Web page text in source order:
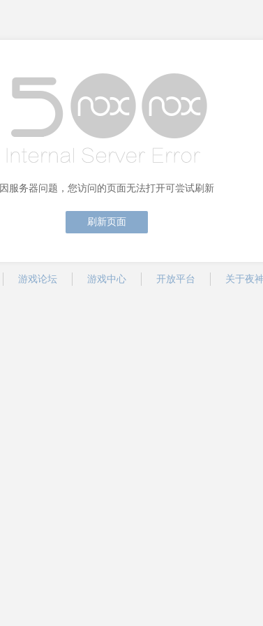
因服务器问题，您访问的页面无法打开可尝试刷新
刷新页面
游戏论坛 游戏中心 开放平台 关于夜